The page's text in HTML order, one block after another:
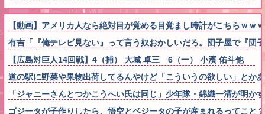
【動画】アメリカ人なら絶対目が覚める目覚まし時計がこちらｗｗ
有吉「『俺テレビ見ない』って言う奴おかしいだろ。団子屋で『団
【広島対巨人14回戦】4（捕） 大城 卓三 6（一） 小濱 佑斗他
道の駅に野菜や果物出荷してるんやけど「こういうの欲しい」とか
「ジャニーさんとつかこうへい氏は同じ」少年隊・錦織一清が明か
ゴジータが子作りしたら、悟空とベジータの子が産まれるってこと